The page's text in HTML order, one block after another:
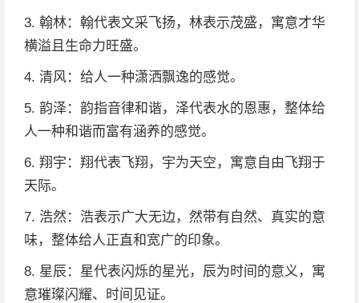
3. 翰林：翰代表文采飞扬，林表示茂盛，寓意才华
横溢且生命力旺盛。
4. 清风：给人一种潇洒飘逸的感觉。
5. 韵泽：韵指音律和谐，泽代表水的恩惠，整体给
人一种和谐而富有涵养的感觉。
6. 翔宇：翔代表飞翔，宇为天空，寓意自由飞翔于
天际。
7. 浩然：浩表示广大无边，然带有自然、真实的意
味，整体给人正直和宽广的印象。
8. 星辰：星代表闪烁的星光，辰为时间的意义，寓
意璀璨闪耀、时间见证。